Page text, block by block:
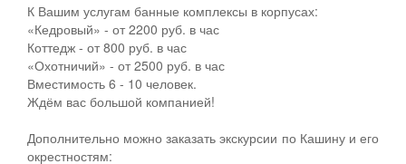
К Вашим услугам банные комплексы в корпусах:
«Кедровый» - от 2200 руб. в час
Коттедж - от 800 руб. в час
«Охотничий» - от 2500 руб. в час
Вместимость 6 - 10 человек.
Ждём вас большой компанией!
Дополнительно можно заказать экскурсии по Кашину и его
окрестностям: